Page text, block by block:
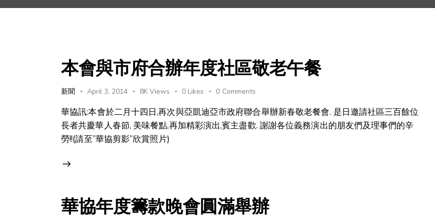
本會與市府合辦年度社區敬老午餐
新聞 April 3, 2014 8K Views 0 Likes 0 Comments
華協訊:本會於二月十四日,再次與亞凱迪亞市政府聯合舉辦新春敬老餐會. 是日邀請社區三百餘位
長者共慶華人春節, 美味餐點,再加精彩演出,賓主盡歡. 謝謝各位義務演出的朋友們及理事們的辛
勞!!(請至”華協剪影”欣賞照片)
華協年度籌款晚會圓滿舉辦